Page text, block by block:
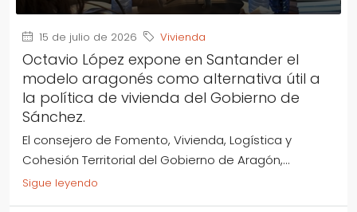
15 de julio de 2026 Vivienda
Octavio López expone en Santander el
modelo aragonés como alternativa útil a
la política de vivienda del Gobierno de
Sánchez.
El consejero de Fomento, Vivienda, Logística y
Cohesión Territorial del Gobierno de Aragón,...
Sigue leyendo